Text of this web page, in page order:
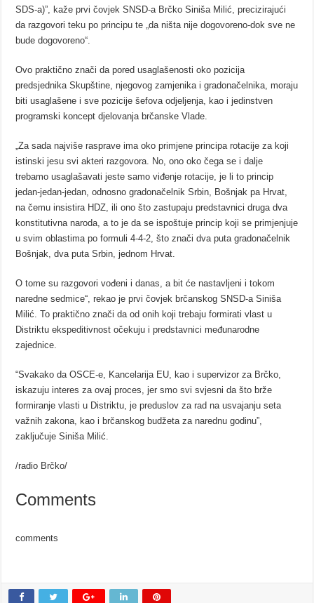
SDS-a)”, kaže prvi čovjek SNSD-a Brčko Siniša Milić, precizirajući
da razgovori teku po principu te „da ništa nije dogovoreno-dok sve ne
bude dogovoreno“.
Ovo praktično znači da pored usaglašenosti oko pozicija
predsjednika Skupštine, njegovog zamjenika i gradonačelnika, moraju
biti usaglašene i sve pozicije šefova odjeljenja, kao i jedinstven
programski koncept djelovanja brčanske Vlade.
„Za sada najviše rasprave ima oko primjene principa rotacije za koji
istinski jesu svi akteri razgovora. No, ono oko čega se i dalje
trebamo usaglašavati jeste samo viđenje rotacije, je li to princip
jedan-jedan-jedan, odnosno gradonačelnik Srbin, Bošnjak pa Hrvat,
na čemu insistira HDZ, ili ono što zastupaju predstavnici druga dva
konstitutivna naroda, a to je da se ispoštuje princip koji se primjenjuje
u svim oblastima po formuli 4-4-2, što znači dva puta gradonačelnik
Bošnjak, dva puta Srbin, jednom Hrvat.
O tome su razgovori vođeni i danas, a bit će nastavljeni i tokom
naredne sedmice“, rekao je prvi čovjek brčanskog SNSD-a Siniša
Milić. To praktično znači da od onih koji trebaju formirati vlast u
Distriktu ekspeditivnost očekuju i predstavnici međunarodne
zajednice.
“Svakako da OSCE-e, Kancelarija EU, kao i supervizor za Brčko,
iskazuju interes za ovaj proces, jer smo svi svjesni da što brže
formiranje vlasti u Distriktu, je preduslov za rad na usvajanju seta
važnih zakona, kao i brčanskog budžeta za narednu godinu”,
zaključuje Siniša Milić.
/radio Brčko/
Comments
comments